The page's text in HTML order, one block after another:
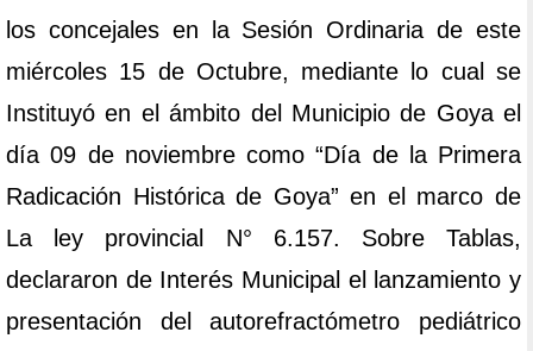
los concejales en la Sesión Ordinaria de este
miércoles 15 de Octubre, mediante lo cual se
Instituyó en el ámbito del Municipio de Goya el
día 09 de noviembre como “Día de la Primera
Radicación Histórica de Goya” en el marco de
La ley provincial N° 6.157. Sobre Tablas,
declararon de Interés Municipal el lanzamiento y
presentación del autorefractómetro pediátrico